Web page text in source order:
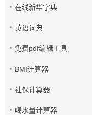
在线新华字典
英语词典
免费pdf编辑工具
BMI计算器
社保计算器
喝水量计算器